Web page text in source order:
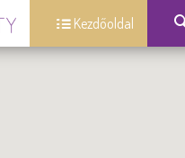
Kezdőoldal